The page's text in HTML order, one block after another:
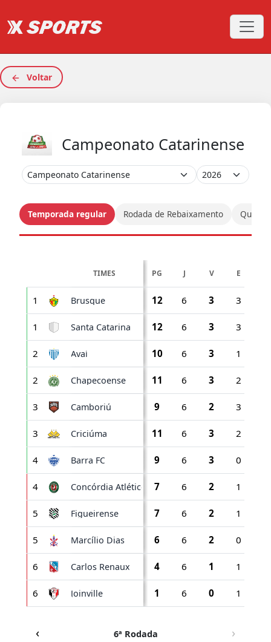
Voltar
Campeonato Catarinense
Temporada regular Rodada de Rebaixamento
TIMES PG J V E
1 Brusque 12 6 3 3
1 Santa Catarina 12 6 3 3
2 Avaí 10 6 3 1
2 Chapecoense 11 6 3 2
3 Camboriú 9 6 2 3
3 Criciúma 11 6 3 2
4 Barra FC 9 6 3 0
4 Concórdia Atlético Clube
7 6 2 1
5 Figueirense 7 6 2 1
5 Marcílio Dias 6 6 2 0
6 Carlos Renaux 4 6 1 1
6 Joinville 1 6 0 1
‹ 6ª Rodada ›